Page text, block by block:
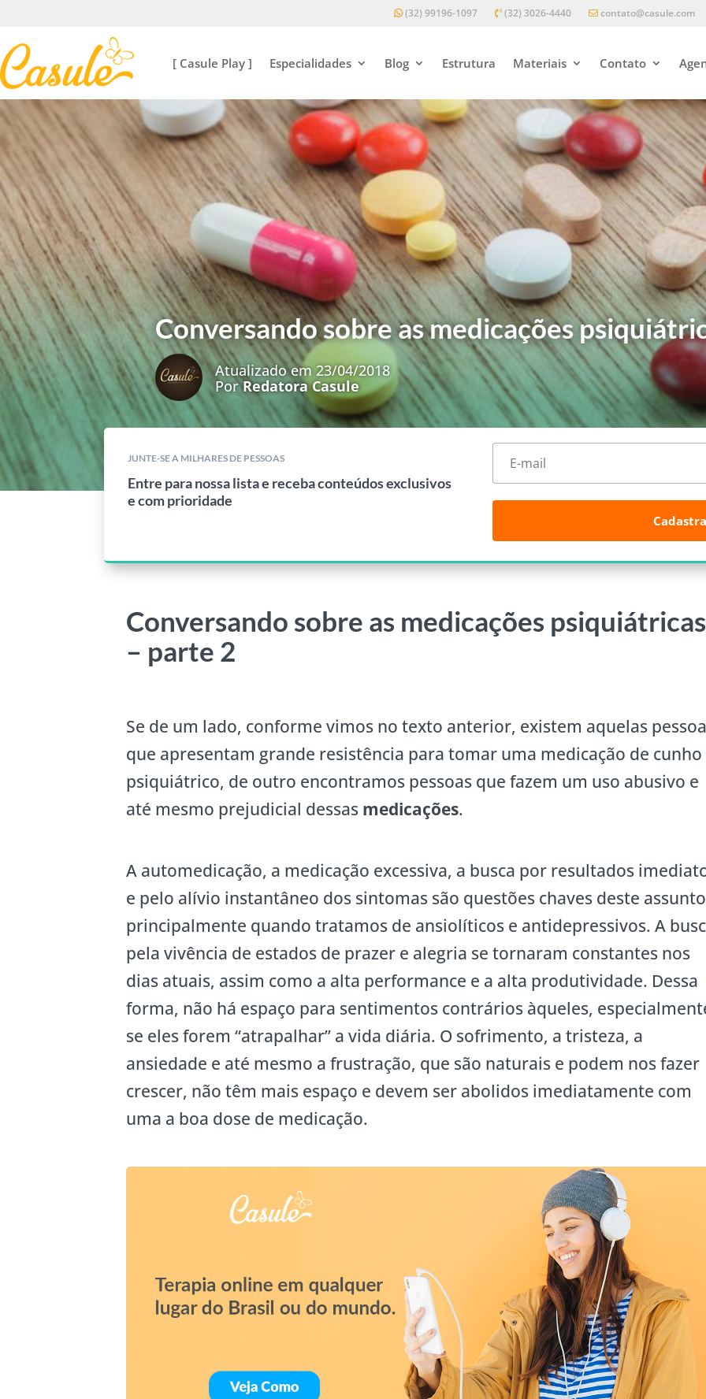
(32) 99196-1097 (32) 3026-4440 contato@casule.com
[ Casule Play ] Especialidades Blog Estrutura Materiais Contato
Conversando sobre as medicações
Atualizado em 23/04/2018
PorRedatora Casule
JUNTE-SE A MILHARES DE PESSOAS
Entre para nossa lista e receba conteúdos exclusivos
e com prioridade
Conversando sobre as medicações psiquiátricas
– parte 2
Se de um lado, conforme vimos no texto anterior, existem aquelas
que apresentam grande resistência para tomar uma medicação de cunho
psiquiátrico, de outro encontramos pessoas que fazem um uso abusivo e
até mesmo prejudicial dessas medicações.
A automedicação, a medicação excessiva, a busca por resultados
e pelo alívio instantâneo dos sintomas são questões chaves deste
principalmente quando tratamos de ansiolíticos e antidepressivos. A
pela vivência de estados de prazer e alegria se tornaram constantes nos
dias atuais, assim como a alta performance e a alta produtividade. Dessa
forma, não há espaço para sentimentos contrários àqueles,
se eles forem “atrapalhar” a vida diária. O sofrimento, a tristeza, a
ansiedade e até mesmo a frustração, que são naturais e podem nos fazer
crescer, não têm mais espaço e devem ser abolidos imediatamente com
uma a boa dose de medicação.